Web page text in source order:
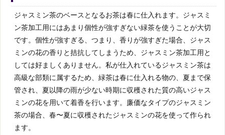
ジャスミン茶のベースとなるお茶は春に仕入れます。ジャスミ
ン茶加工用にはあまり個性が強すぎない緑茶を使うことが大切
です。個性が強すぎる、つまり、香りが強すぎた場合、ジャス
ミンの花の香りと拮抗してしまうため、ジャスミン茶加工用と
しては好ましくありません。私が仕入れているジャスミン茶は
高級な部類に属するため、緑茶は春に仕入れる物の、夏まで保
管され、夏以降の雨が少ない時期に収穫された質の高いジャス
ミンの花を用いて着香を行います。廉価なタイプのジャスミン
茶の場合、春〜夏に収穫されたジャスミンの花を使って作られ
ます。